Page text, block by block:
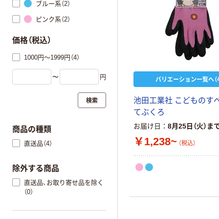
バリエーション一覧へ（4
池田工業社 こどものす
てぶくろ
お届け日 8月25日（火）ま
￥1,238~ （税込）
ブルー系（2）
ピンク系（2）
価格（税込）
1000円～1999円（4）
〜 円
検索
商品の種類
直送品（4）
除外する商品
直送品、お取り寄せ品を除く
（0）